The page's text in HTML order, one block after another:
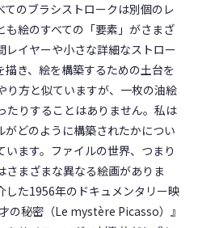
てのブラシストロークは別個のレ
も絵のすべての「要素」がさまざ
レイヤーや小さな詳細なストロー
き、絵を構築するための土台を
り方と似ていますが、一枚の油絵
たりすることはありません。私は
どのように構築されたかについ
ます。ファイルの世界、つまり
さまざまな異なる絵画がありま
した1956年のドキュメンタリー映
の秘密（Le mystère Picasso）』